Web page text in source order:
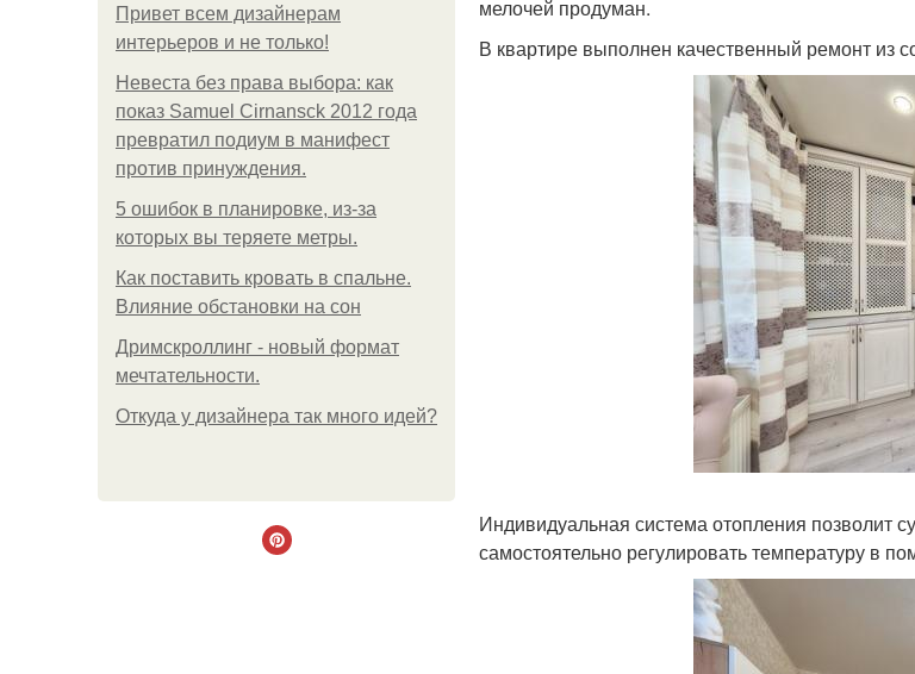
Привет всем дизайнерам
интерьеров и не только!
Невеста без права выбора: как
показ Samuel Cirnansck 2012 года
превратил подиум в манифест
против принуждения.
5 ошибок в планировке, из-за
которых вы теряете метры.
Как поставить кровать в спальне.
Влияние обстановки на сон
Дримскроллинг - новый формат
мечтательности.
Откуда у дизайнера так много идей?
мелочей продуман.
В квартире выполнен качественный ремонт из
Индивидуальная система отопления позволит
самостоятельно регулировать температуру в